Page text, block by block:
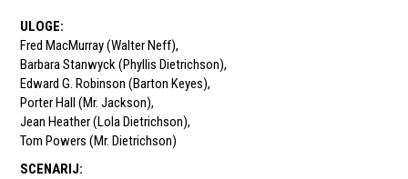
ULOGE:
Fred MacMurray (Walter Neff),
Barbara Stanwyck (Phyllis Dietrichson),
Edward G. Robinson (Barton Keyes),
Porter Hall (Mr. Jackson),
Jean Heather (Lola Dietrichson),
Tom Powers (Mr. Dietrichson)
SCENARIJ: